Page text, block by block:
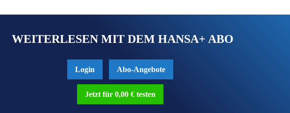
WEITERLESEN MIT DEM HANSA+ ABO
Login Abo-Angebote
Jetzt für 0,00 € testen